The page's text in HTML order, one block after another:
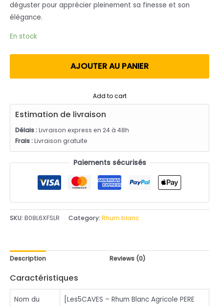
déguster pour apprécier pleinement sa finesse et son
élégance.
En stock
AJOUTER AU PANIER
Add to cart
Estimation de livraison
Délais :Livraison express en 24 à 48h
Frais :Livraison gratuite
Paiements sécurisés
SKU: B08L6XFSLR Category: Rhum blanc
Description Reviews (0)
Caractéristiques
Nom du
[Les5CAVES – Rhum Blanc Agricole PERE